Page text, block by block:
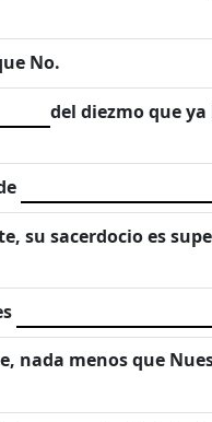
No.
del diezmo que
su sacerdocio es
nada menos que